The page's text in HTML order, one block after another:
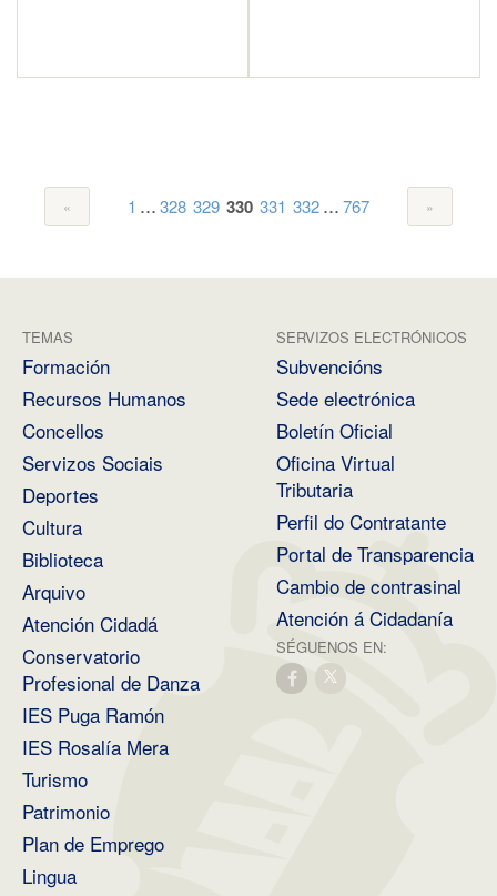
1 ...328 329 330 331 332...767
TEMAS
Formación
Recursos Humanos
Concellos
Servizos Sociais
Deportes
Cultura
Biblioteca
Arquivo
Atención Cidadá
Conservatorio
Profesional de Danza
IES Puga Ramón
IES Rosalía Mera
Turismo
Patrimonio
Plan de Emprego
Lingua
SERVIZOS ELECTRÓNICOS
Subvencións
Sede electrónica
Boletín Oficial
Oficina Virtual
Tributaria
Perfil do Contratante
Portal de Transparencia
Cambio de contrasinal
Atención á Cidadanía
SÉGUENOS EN: